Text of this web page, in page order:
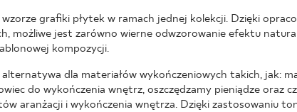
grafiki płytek w ramach jednej kolekcji. Dzięki
możliwe jest zarówno wierne odwzorowanie efektu
kompozycji.
dla materiałów wykończeniowych takich, jak:
do wykończenia wnętrz, oszczędzamy pieniądze oraz
aranżacji i wykończenia wnętrza. Dzięki zastosowaniu